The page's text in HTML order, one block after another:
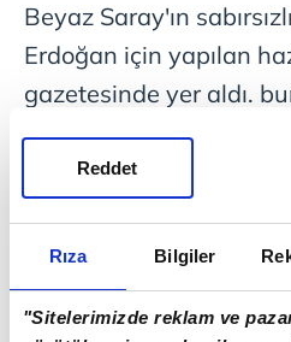
Rıza Bilgiler
"Sitelerimizde reklam ve
Reddet
Beyaz Saray'ın
Erdoğan için yapılan
gazetesinde yer aldı.
Washington, bu
göstermek açısından
yüksek bir protokol
OBAMA İLE "BAŞ